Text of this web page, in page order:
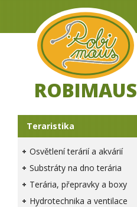
ROBIMAUS
Teraristika
Osvětlení terárií a akvárií
Substráty na dno terária
Terária, přepravky a boxy
Hydrotechnika a ventilace